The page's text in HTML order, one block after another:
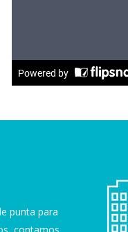
punta para